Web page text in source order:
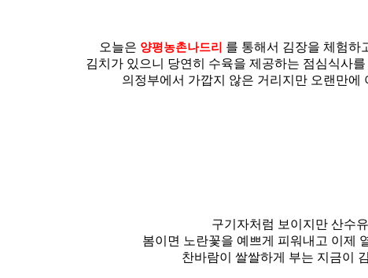
오늘은 양평농촌나드리 를 통해서 김장을 체험하
김치가 있으니 당연히 수육을 제공하는 점심식사
의정부에서 가깝지 않은 거리지만 오랜만에
구기자처럼 보이지만 산수
봄이면 노란꽃을 예쁘게 피워내고 이제
찬바람이 쌀쌀하게 부는 지금이